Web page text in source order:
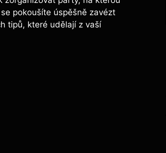
pokoušíte úspěšně ‌zavézt
tipů, které udělají‍ z vaší